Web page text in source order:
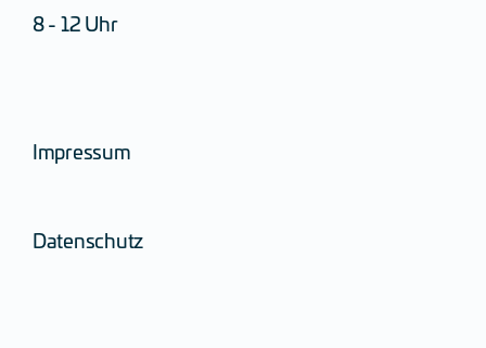
8 - 12 Uhr
Impressum
Datenschutz